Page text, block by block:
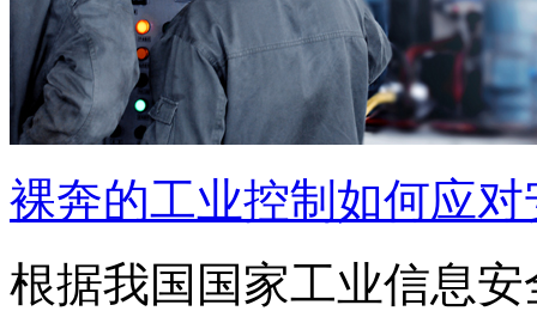
裸奔的工业控制如何应
根据我国国家工业信息